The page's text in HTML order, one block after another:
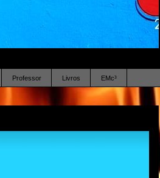
Professor Livros EMc³